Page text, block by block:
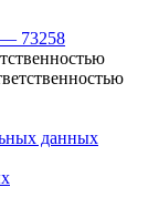
73258
данных